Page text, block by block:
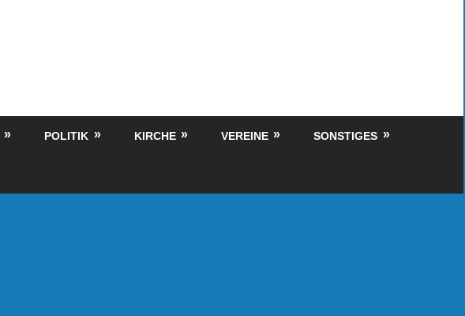
POLITIK KIRCHE VEREINE SONSTIGES